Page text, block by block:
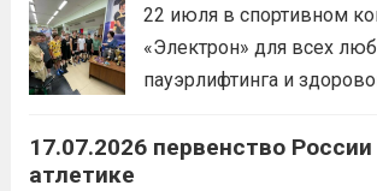
22 июля в спортивном
«Электрон» для всех
пауэрлифтинга и
с Анитой Андрюковой —
17.07.2026 первенство
атлетике